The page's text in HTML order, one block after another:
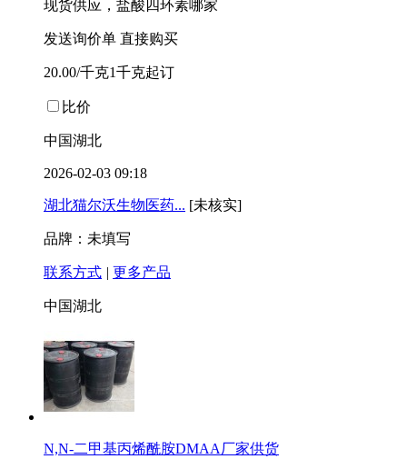
现货供应，盐酸四环素哪家
发送询价单 直接购买
20.00/千克1千克起订
比价
中国湖北
2026-02-03 09:18
湖北猫尔沃生物医药... [未核实]
品牌：未填写
联系方式 | 更多产品
中国湖北
N,N-二甲基丙烯酰胺DMAA厂家供货